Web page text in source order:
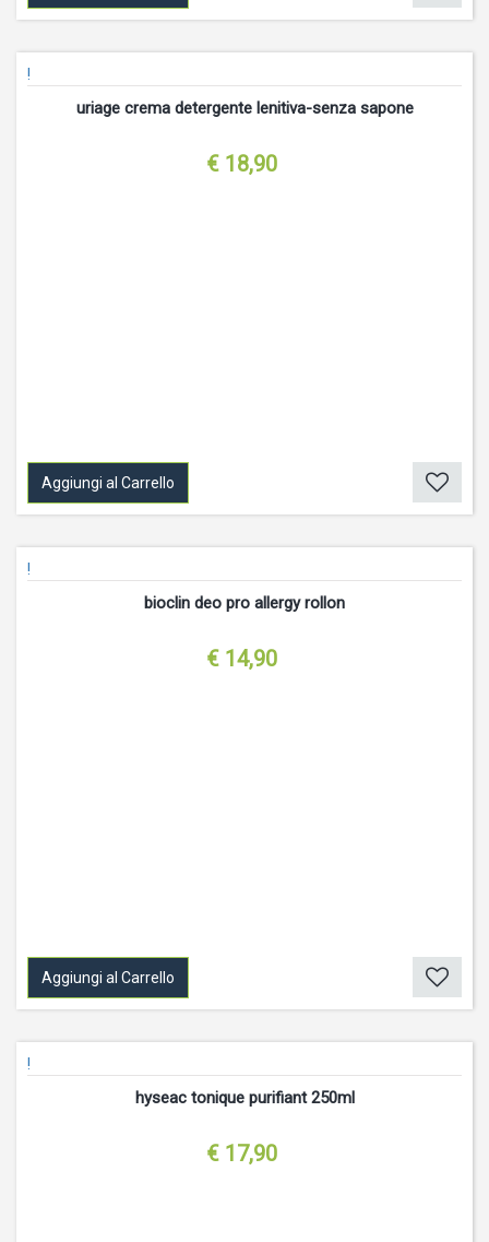
!
uriage crema detergente lenitiva-senza sapone
€ 18,90
Aggiungi al Carrello
!
bioclin deo pro allergy rollon
€ 14,90
Aggiungi al Carrello
!
hyseac tonique purifiant 250ml
€ 17,90